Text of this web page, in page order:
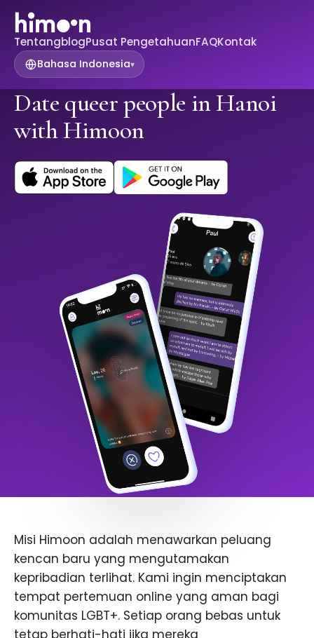
TentangblogPusat PengetahuanFAQKontak
Bahasa Indonesia▾
Date queer people in Hanoi
with Himoon
Misi Himoon adalah menawarkan peluang
kencan baru yang mengutamakan
kepribadian terlihat. Kami ingin menciptakan
tempat pertemuan online yang aman bagi
komunitas LGBT+. Setiap orang bebas untuk